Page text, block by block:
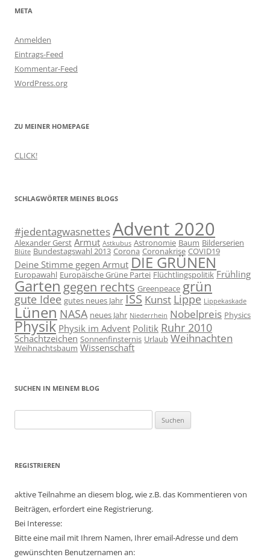
META
Anmelden
Eintrags-Feed
Kommentar-Feed
WordPress.org
ZU MEINER HOMEPAGE
CLICK!
SCHLAGWÖRTER MEINES BLOGS
#jedentagwasnettesAdvent 2020
Alexander Gerst Armut Astkubus Astronomie Baum Bilderserien
Blüte Bundestagswahl 2013 Corona Coronakrise COVID19
Deine Stimme gegen Armut DIE GRÜNEN
Europawahl Europäische Grüne Partei Flüchtlingspolitik Frühling
Garten gegen rechts Greenpeace grün
gute Idee gutes neues Jahr ISS Kunst Lippe Lippekaskade
Lünen NASA neues Jahr Niederrhein Nobelpreis Physics
Physik Physik im Advent Politik Ruhr 2010
Schachtzeichen Sonnenfinsternis Urlaub Weihnachten
Weihnachtsbaum Wissenschaft
SUCHEN IN MEINEM BLOG
nach:
REGISTRIEREN
aktive Teilnahme an diesem blog, wie z.B. das Kommentieren von
Beiträgen, erfordert eine Registrierung.
Bei Interesse:
Bitte eine mail mit Ihrem Namen, Ihrer email-Adresse und dem
gewünschten Benutzernamen an: